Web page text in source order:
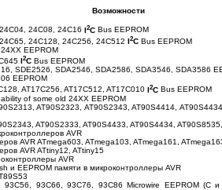
Возможности
24C08, 24C16 I2C Bus EEPROM
24C128, 24C256, 24C512 I2C Bus EEPROM
EEPROM
I2C Bus EEPROM
SDE2526, SDA2546, SDA2586, SDA3546, SDA3586
EEPROM
AT17C256, AT17C512, AT17C010 I2C Bus EEPROM
of some old 24XX EEPROM
AT90S2323, AT90S2343, AT90S4414,
AT90S2333, AT90S4433, AT90S4434,
AVR
AVR ATmega603, ATmega103, ATmega161,
AVR ATtiny12, ATtiny15
AVR
и EEPROM памяти в микроконтроллеры AVR
93C56, 93C66, 93C76, 93C86 Microwire EEPROM (C